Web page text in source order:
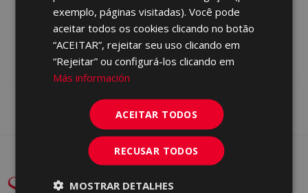
S0000016 | 31x91
Adicionar aos
(PB) 31 X 91
S0000017 | 31x91
Adicionar aos
PORTUGUESE
exemplo, páginas visitadas). Você pode
aceitar todos os cookies clicando no botão
“ACEITAR”, rejeitar seu uso clicando em
“Rejeitar” ou configurá-los clicando em
Más información
ACEITAR TODOS
RECUSAR TODOS
MOSTRAR DETALHES